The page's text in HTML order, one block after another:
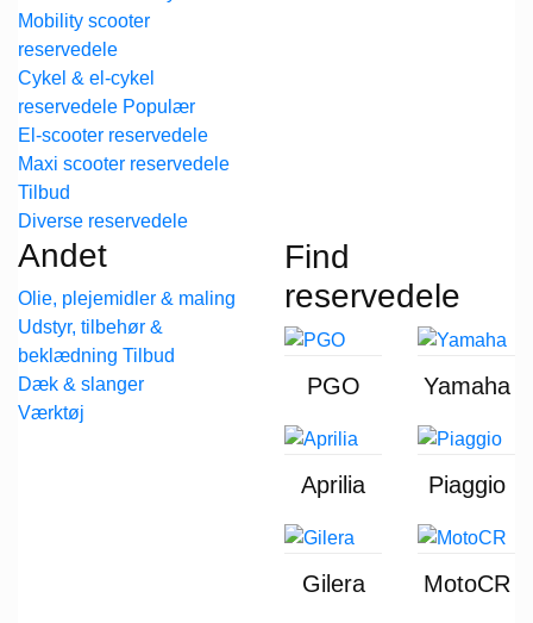
Mobility scooter
reservedele
Cykel & el-cykel
reservedele
El-scooter reservedele
Maxi scooter reservedele
Diverse reservedele
Andet
Olie, plejemidler & maling
Udstyr, tilbehør &
beklædning
Dæk & slanger
Værktøj
Find
reservedele
PGO Yamaha
Aprilia Piaggio
Gilera MotoCR